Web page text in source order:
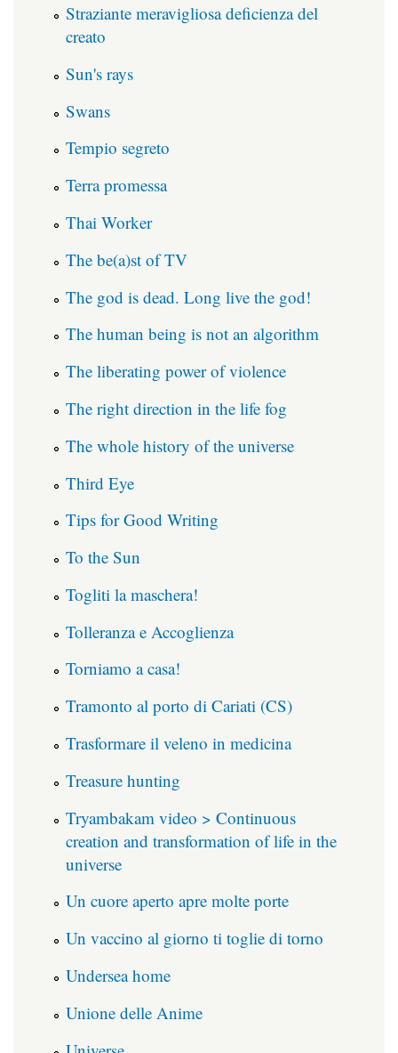
Straziante meravigliosa deficienza del
creato
Sun's rays
Swans
Tempio segreto
Terra promessa
Thai Worker
The be(a)st of TV
The god is dead. Long live the god!
The human being is not an algorithm
The liberating power of violence
The right direction in the life fog
The whole history of the universe
Third Eye
Tips for Good Writing
To the Sun
Togliti la maschera!
Tolleranza e Accoglienza
Torniamo a casa!
Tramonto al porto di Cariati (CS)
Trasformare il veleno in medicina
Treasure hunting
Tryambakam video > Continuous
creation and transformation of life in the
universe
Un cuore aperto apre molte porte
Un vaccino al giorno ti toglie di torno
Undersea home
Unione delle Anime